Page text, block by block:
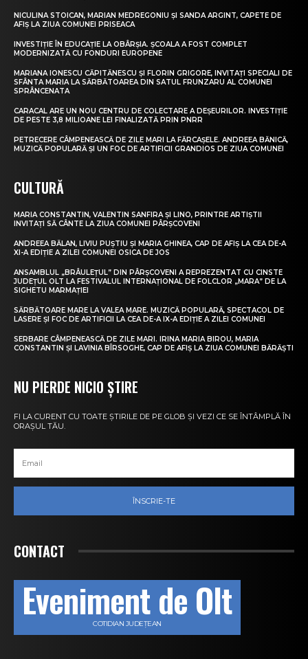
NICULINA STOICAN, MARIAN MEDREGONIU ȘI SANDA ARGINT, CAPETE DE
AFIȘ LA ZIUA COMUNEI PRISEACA
INVESTIȚIE ÎN EDUCAȚIE LA OBÂRȘIA. ȘCOALA A FOST COMPLET
MODERNIZATĂ CU FONDURI EUROPENE
MARIANA IONESCU CĂPITĂNESCU ȘI FLORIN GRIGORE, INVITAȚI SPECIALI DE
SFÂNTA MARIA LA SĂRBĂTOAREA DIN SATUL FRUNZARU AL COMUNEI
SPRÂNCENATA
CARACAL ARE UN NOU CENTRU DE COLECTARE A DEȘEURILOR. INVESTIȚIE
DE PESTE 3,8 MILIOANE LEI FINALIZATĂ PRIN PNRR
PETRECERE CÂMPENEASCĂ DE ZILE MARI LA FĂRCAȘELE. ANDREEA BĂNICĂ,
MUZICĂ POPULARĂ ȘI UN FOC DE ARTIFICII GRANDIOS DE ZIUA COMUNEI
CULTURĂ
MARIA CONSTANTIN, VALENTIN SANFIRA ȘI LINO, PRINTRE ARTIȘTII
INVITAȚI SĂ CÂNTE LA ZIUA COMUNEI PÂRȘCOVENI
ANDREEA BĂLAN, LIVIU PUȘTIU ȘI MARIA GHINEA, CAP DE AFIȘ LA CEA DE-A
XI-A EDIȚIE A ZILEI COMUNEI OSICA DE JOS
ANSAMBLUL „BRÂULEȚUL” DIN PÂRȘCOVENI A REPREZENTAT CU CINSTE
JUDEȚUL OLT LA FESTIVALUL INTERNAȚIONAL DE FOLCLOR „MARA” DE LA
SIGHETU MARMAȚIEI
SĂRBĂTOARE MARE LA VALEA MARE. MUZICĂ POPULARĂ, SPECTACOL DE
LASERE ȘI FOC DE ARTIFICII LA CEA DE-A IX-A EDIȚIE A ZILEI COMUNEI
SERBARE CÂMPENEASCĂ DE ZILE MARI. IRINA MARIA BIROU, MARIA
CONSTANTIN ȘI LAVINIA BÎRSOGHE, CAP DE AFIȘ LA ZIUA COMUNEI BĂRĂȘTI
NU PIERDE NICIO ȘTIRE
FI LA CURENT CU TOATE ȘTIRILE DE PE GLOB ȘI VEZI CE SE ÎNTÂMPLĂ ÎN
ORAȘUL TĂU.
ÎNSCRIE-TE
CONTACT
Eveniment de Olt
COTIDIAN JUDEȚEAN